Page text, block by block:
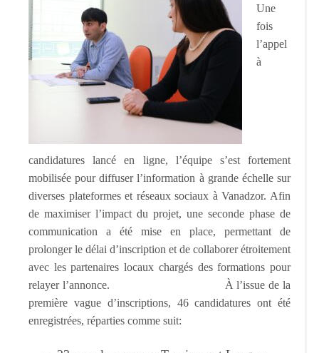
Une
fois
l’appel
à
candidatures lancé en ligne, l’équipe s’est fortement
mobilisée pour diffuser l’information à grande échelle sur
diverses plateformes et réseaux sociaux à Vanadzor. Afin
de maximiser l’impact du projet, une seconde phase de
communication a été mise en place, permettant de
prolonger le délai d’inscription et de collaborer étroitement
avec les partenaires locaux chargés des formations pour
relayer l’annonce. À l’issue de la
première vague d’inscriptions, 46 candidatures ont été
enregistrées, réparties comme suit: